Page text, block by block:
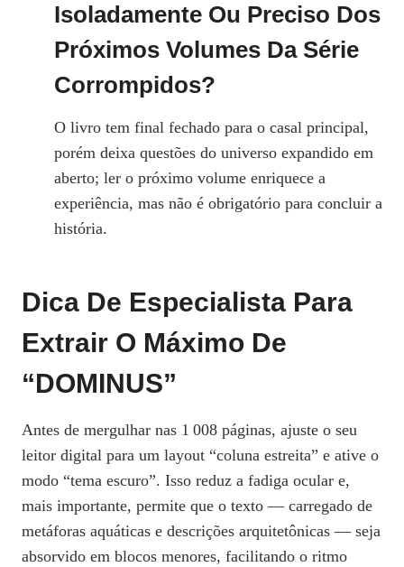
Isoladamente Ou Preciso Dos
Próximos Volumes Da Série
Corrompidos?
O livro tem final fechado para o casal principal,
porém deixa questões do universo expandido em
aberto; ler o próximo volume enriquece a
experiência, mas não é obrigatório para concluir a
história.
Dica De Especialista Para
Extrair O Máximo De
“DOMINUS”
Antes de mergulhar nas 1 008 páginas, ajuste o seu
leitor digital para um layout “coluna estreita” e ative o
modo “tema escuro”. Isso reduz a fadiga ocular e,
mais importante, permite que o texto — carregado de
metáforas aquáticas e descrições arquitetônicas — seja
absorvido em blocos menores, facilitando o ritmo